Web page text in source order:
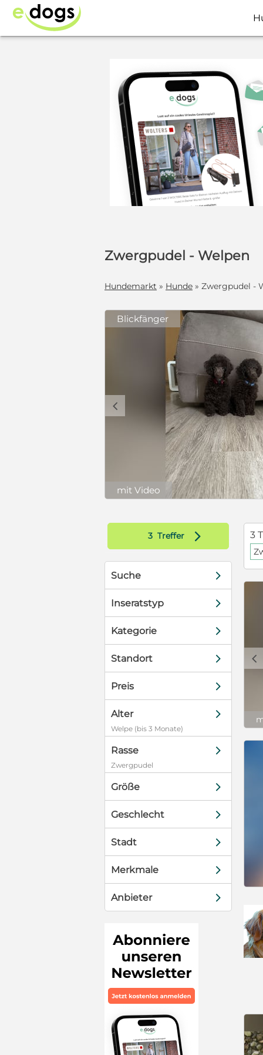
Zwergpudel - Welpen
Hundemarkt » Hunde » Zwergpudel -
Blickfänger
c
mit Video
3 Treffer d
Suche d
Inseratstyp d
Kategorie d
Standort d
Preis d
Alter d
Welpe (bis 3 Monate)
Rasse d
Zwergpudel
Größe d
Geschlecht d
Stadt d
Merkmale d
Anbieter d
3
c